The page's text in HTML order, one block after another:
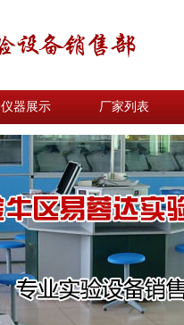
仪器展示 厂家列表